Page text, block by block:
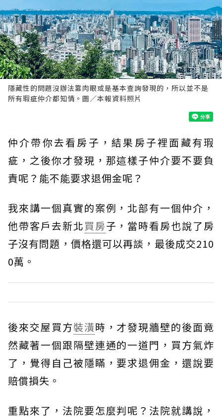
隱藏性的問題沒辦法靠肉眼或是基本查詢發現的，所以並不是
所有瑕疵仲介都知情。圖／本報資料照片
仲介帶你去看房子，結果房子裡面藏有瑕
疵，之後你才發現，那這樣子仲介要不要負
責呢？能不能要求退佣金呢？
我來講一個真實的案例，北部有一個仲介，
他帶客戶去新北買房子，當時看房也說了房
子沒有問題，價格還可以再談，最後成交210
0萬。
後來交屋買方裝潢時，才發現牆壁的後面竟
然藏著一個跟隔壁連通的一道門，買方氣炸
了，覺得自己被隱瞞，要求退佣金，還說要
賠償損失。
重點來了，法院要怎麼判呢？法院就講說，